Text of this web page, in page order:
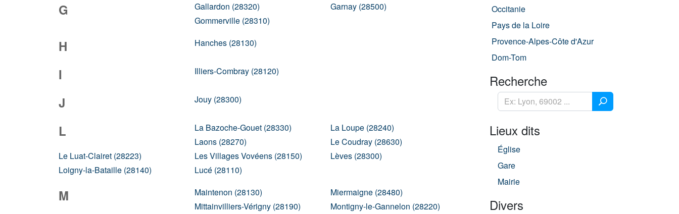
G Gallardon (28320)
Garnay (28500)
Gommerville (28310)
H Hanches (28130)
I Illiers-Combray (28120)
J Jouy (28300)
L La Bazoche-Gouet (28330)
La Loupe (28240)
Laons (28270)
Le Coudray (28630)
Le Luat-Clairet (28223)
Les Villages Vovéens (28150)
Lèves (28300)
Loigny-la-Bataille (28140)
Lucé (28110)
M Maintenon (28130)
Miermaigne (28480)
Mittainvilliers-Vérigny (28190)
Montigny-le-Gannelon (28220)
Occitanie
Pays de la Loire
Provence-Alpes-Côte d'Azur
Dom-Tom
Recherche
Lieux dits
Église
Gare
Mairie
Divers